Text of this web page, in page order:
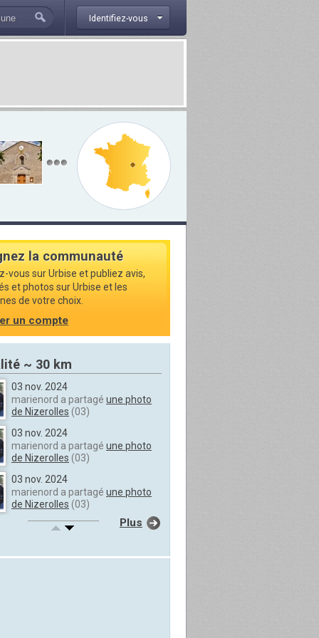
Identifiez-vous
la communauté
vous sur Urbise et publiez avis,
et photos sur Urbise et les
de votre choix.
un compte
~ 30 km
03 nov. 2024
marienord a partagé une photo
de Nizerolles (03)
03 nov. 2024
marienord a partagé une photo
de Nizerolles (03)
03 nov. 2024
marienord a partagé une photo
de Nizerolles (03)
03 nov. 2024
Plus